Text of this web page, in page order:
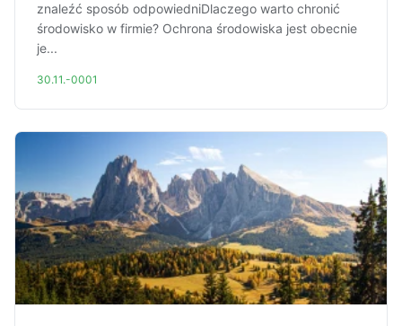
znaleźć sposób odpowiedniDlaczego warto chronić
środowisko w firmie? Ochrona środowiska jest obecnie
je...
30.11.-0001